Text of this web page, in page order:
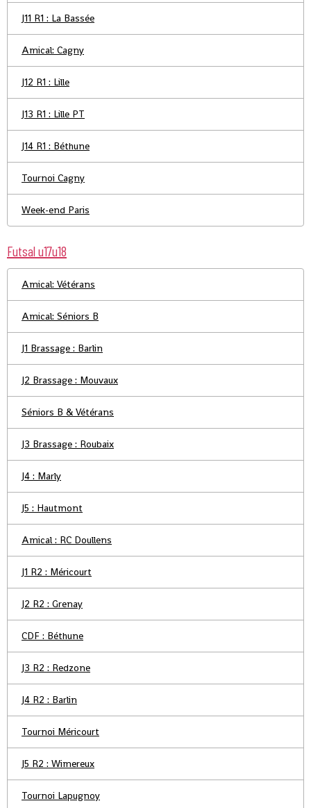
J11 R1 : La Bassée
Amical: Cagny
J12 R1 : Lille
J13 R1 : Lille PT
J14 R1 : Béthune
Tournoi Cagny
Week-end Paris
Futsal u17u18
Amical: Vétérans
Amical: Séniors B
J1 Brassage : Barlin
J2 Brassage : Mouvaux
Séniors B & Vétérans
J3 Brassage : Roubaix
J4 : Marly
J5 : Hautmont
Amical : RC Doullens
J1 R2 : Méricourt
J2 R2 : Grenay
CDF : Béthune
J3 R2 : Redzone
J4 R2 : Barlin
Tournoi Méricourt
J5 R2 : Wimereux
Tournoi Lapugnoy